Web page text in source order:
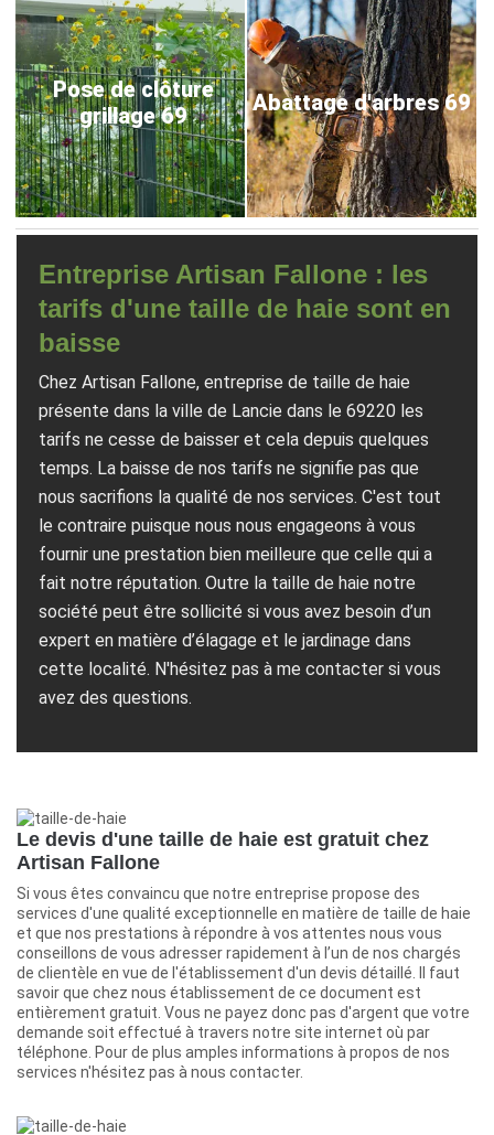
Pose de clôture
grillage 69
Abattage d'arbres 69
Entreprise Artisan Fallone : les
tarifs d'une taille de haie sont en
baisse
Chez Artisan Fallone, entreprise de taille de haie
présente dans la ville de Lancie dans le 69220 les
tarifs ne cesse de baisser et cela depuis quelques
temps. La baisse de nos tarifs ne signifie pas que
nous sacrifions la qualité de nos services. C'est tout
le contraire puisque nous nous engageons à vous
fournir une prestation bien meilleure que celle qui a
fait notre réputation. Outre la taille de haie notre
société peut être sollicité si vous avez besoin d’un
expert en matière d’élagage et le jardinage dans
cette localité. N'hésitez pas à me contacter si vous
avez des questions.
Le devis d'une taille de haie est gratuit chez
Artisan Fallone
Si vous êtes convaincu que notre entreprise propose des
services d'une qualité exceptionnelle en matière de taille de haie
et que nos prestations à répondre à vos attentes nous vous
conseillons de vous adresser rapidement à l’un de nos chargés
de clientèle en vue de l'établissement d'un devis détaillé. Il faut
savoir que chez nous établissement de ce document est
entièrement gratuit. Vous ne payez donc pas d'argent que votre
demande soit effectué à travers notre site internet où par
téléphone. Pour de plus amples informations à propos de nos
services n'hésitez pas à nous contacter.